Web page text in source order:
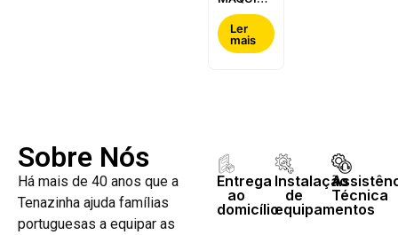
DE LAVAR
E SECAR
ROUPA
AEG -
Ler
mais
Sobre Nós
Há mais de 40 anos que a
Tenazinha ajuda famílias
portuguesas a equipar as
Entrega
ao
domicílio
Instalação
de
equipamentos
Técnica